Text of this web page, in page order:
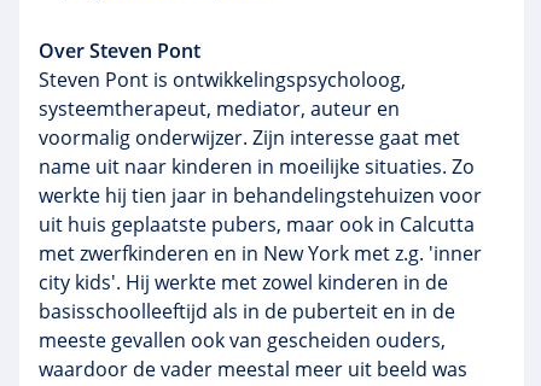
Over Steven Pont
Steven Pont is ontwikkelingspsycholoog,
systeemtherapeut, mediator, auteur en
voormalig onderwijzer. Zijn interesse gaat met
name uit naar kinderen in moeilijke situaties. Zo
werkte hij tien jaar in behandelingstehuizen voor
uit huis geplaatste pubers, maar ook in Calcutta
met zwerfkinderen en in New York met z.g. 'inner
city kids'. Hij werkte met zowel kinderen in de
basisschoolleeftijd als in de puberteit en in de
meeste gevallen ook van gescheiden ouders,
waardoor de vader meestal meer uit beeld was